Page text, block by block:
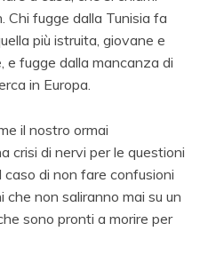
Chi fugge dalla Tunisia fa
più istruita, giovane e
e fugge dalla mancanza di
in Europa.
il nostro ormai
crisi di nervi per le questioni
caso di non fare confusioni
non saliranno mai su un
sono pronti a morire per